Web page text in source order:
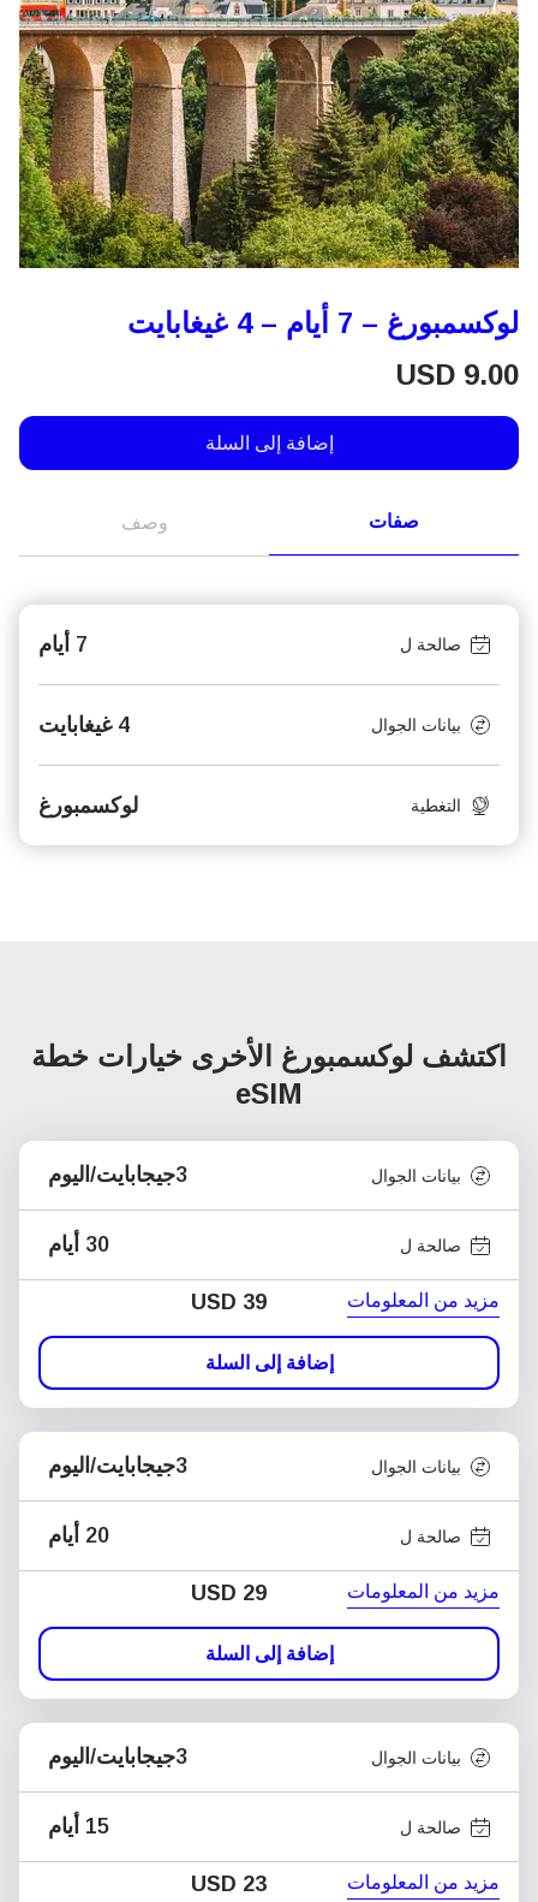
لوكسمبورغ – 7 أيام – 4 غيغابايت
USD 9.00
إضافة إلى السلة
صفات وصف
صالحة ل 7 أيام
بيانات الجوال 4 غيغابايت
التغطية لوكسمبورغ
اكتشف لوكسمبورغ الأخرى خيارات خطة
eSIM
بيانات الجوال 3جيجابايت/اليوم
صالحة ل 30 أيام
مزيد من المعلومات USD 39
إضافة إلى السلة
بيانات الجوال 3جيجابايت/اليوم
صالحة ل 20 أيام
مزيد من المعلومات USD 29
إضافة إلى السلة
بيانات الجوال 3جيجابايت/اليوم
صالحة ل 15 أيام
مزيد من المعلومات USD 23